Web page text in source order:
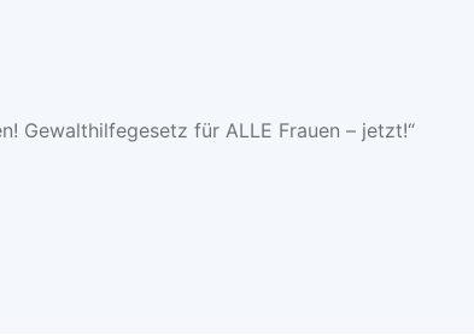
Gewalthilfegesetz für ALLE Frauen – jetzt!“